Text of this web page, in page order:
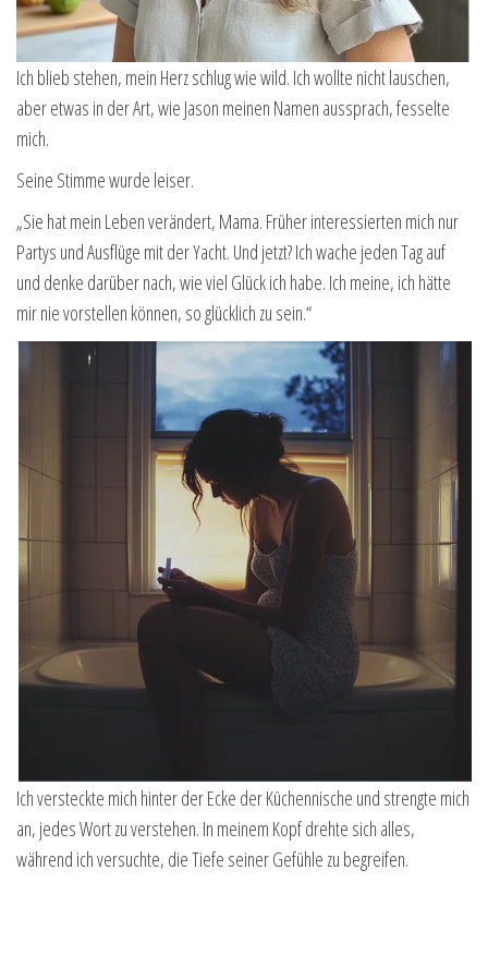
Ich blieb stehen, mein Herz schlug wie wild. Ich wollte nicht lauschen,
aber etwas in der Art, wie Jason meinen Namen aussprach, fesselte
mich.
Seine Stimme wurde leiser.
„Sie hat mein Leben verändert, Mama. Früher interessierten mich nur
Partys und Ausflüge mit der Yacht. Und jetzt? Ich wache jeden Tag auf
und denke darüber nach, wie viel Glück ich habe. Ich meine, ich hätte
mir nie vorstellen können, so glücklich zu sein.“
Ich versteckte mich hinter der Ecke der Küchennische und strengte mich
an, jedes Wort zu verstehen. In meinem Kopf drehte sich alles,
während ich versuchte, die Tiefe seiner Gefühle zu begreifen.